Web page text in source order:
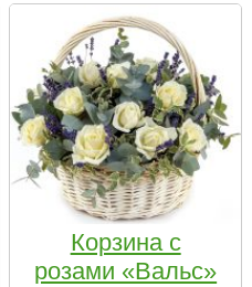
Корзина с
розами «Вальс»